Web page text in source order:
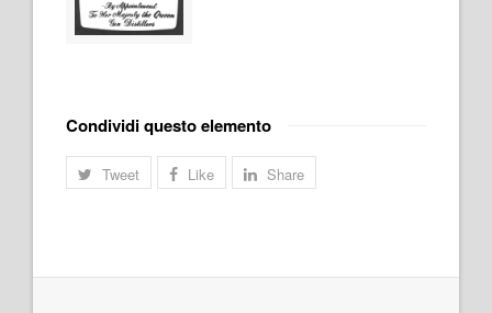
Condividi questo elemento
Tweet Like Share